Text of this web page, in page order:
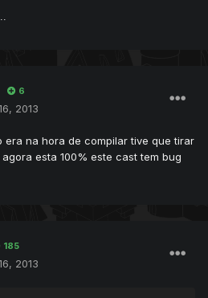
6
2013
era na hora de compilar tive que tirar
esta 100% este cast tem bug
185
2013